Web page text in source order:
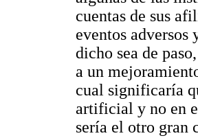
cuentas de sus
eventos
dicho sea de
a un
cual significaría
artificial y no en
sería el otro gran